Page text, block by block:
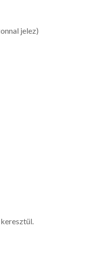
jelez)